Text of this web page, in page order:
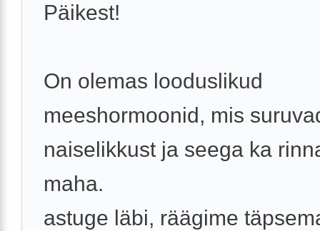
Päikest!
On olemas looduslikud
meeshormoonid, mis
naiselikkust ja seega ka
maha.
astuge läbi, räägime